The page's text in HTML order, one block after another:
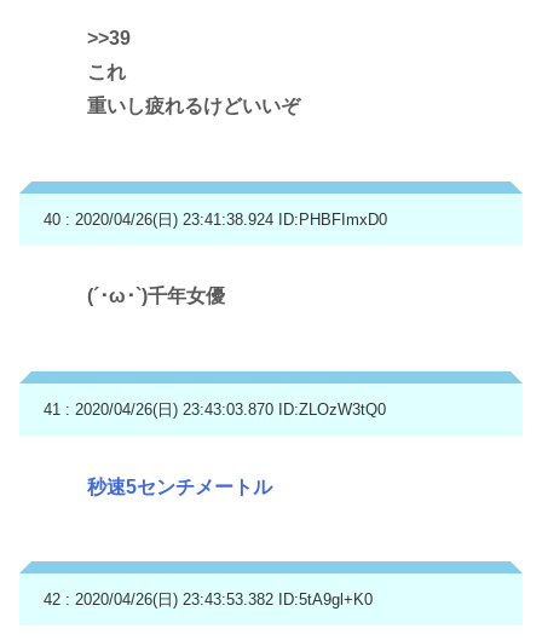
>>39
これ
重いし疲れるけどいいぞ
40 : 2020/04/26(日) 23:41:38.924 ID:PHBFImxD0
(´･ω･`)千年女優
41 : 2020/04/26(日) 23:43:03.870 ID:ZLOzW3tQ0
秒速5センチメートル
42 : 2020/04/26(日) 23:43:53.382 ID:5tA9gl+K0